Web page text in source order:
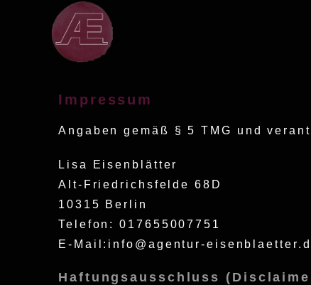
Impressum
Angaben gemäß § 5 TMG und
Lisa Eisenblätter
Alt-Friedrichsfelde 68D
10315 Berlin
Telefon: 017655007751
E-Mail:info@agentur-
Haftungsausschluss